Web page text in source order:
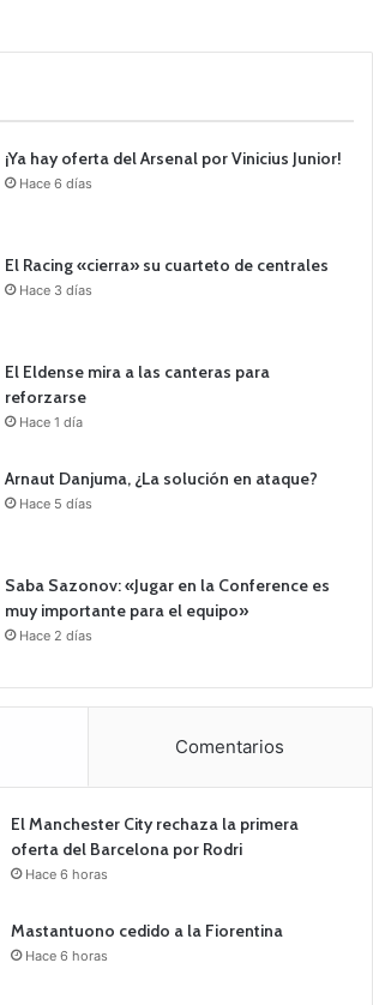
¡Ya hay oferta del Arsenal por Vinicius Junior!
Hace 6 días
El Racing «cierra» su cuarteto de centrales
Hace 3 días
El Eldense mira a las canteras para
reforzarse
Hace 1 día
Arnaut Danjuma, ¿La solución en ataque?
Hace 5 días
Saba Sazonov: «Jugar en la Conference es
muy importante para el equipo»
Hace 2 días
Comentarios
El Manchester City rechaza la primera
oferta del Barcelona por Rodri
Hace 6 horas
Mastantuono cedido a la Fiorentina
Hace 6 horas